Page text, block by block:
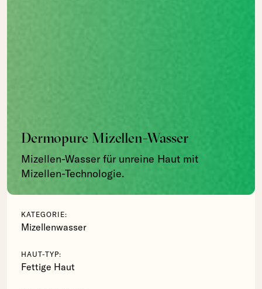
Dermopure Mizellen-Wasser
Mizellen-Wasser für unreine Haut mit
Mizellen-Technologie.
KATEGORIE:
Mizellenwasser
HAUT-TYP:
Fettige Haut